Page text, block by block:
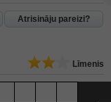
Atrisināju pareizi?
Līmenis